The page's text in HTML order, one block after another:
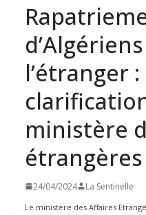
l’étranger :
ministère
étrangères
24/04/2024 La Sentinelle
Le ministère des Affaires